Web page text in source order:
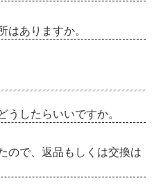
ありますか。
したらいいですか。
ので、返品もしくは交換は